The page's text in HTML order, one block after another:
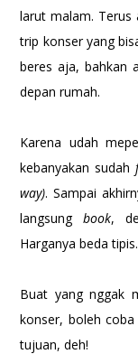
larut malam. Terus
trip konser yang
beres aja, bahkan
depan rumah.
Karena udah
kebanyakan sudah
way). Sampai
langsungbook,
Harganya beda tipis.
Buat yang nggak
konser, boleh coba
tujuan, deh!